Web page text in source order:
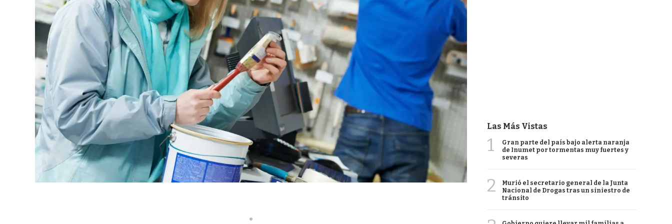
Las Más Vistas
1
Gran parte del país bajo alerta naranja
de Inumet por tormentas muy fuertes y
severas
2
Murió el secretario general de la Junta
Nacional de Drogas tras un siniestro de
tránsito